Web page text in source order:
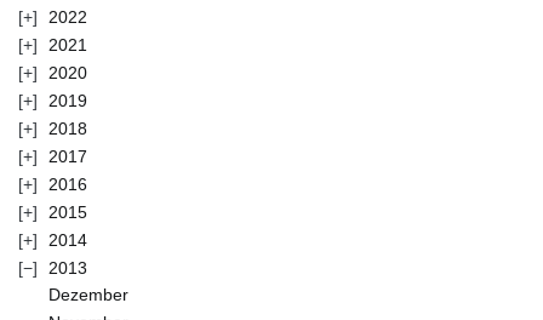
2022
2021
2020
2019
2018
2017
2016
2015
2014
2013
Dezember